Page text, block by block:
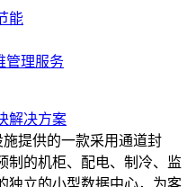
能
管理服务
解决方案
提供的一款采用通道封
制的机柜、配电、制冷、监
独立的小型数据中心，为客